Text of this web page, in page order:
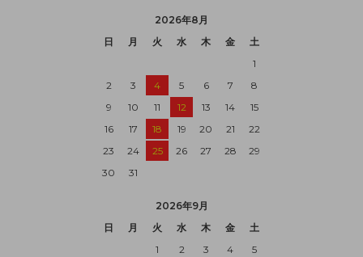
2026年8月
日
月 火 水 木 金
土
1
2
3 4 5 6 7
8
9
10 11 12 13 14
15
16
17 18 19 20 21
22
23
24 25 26 27 28
29
30
31
2026年9月
日
月 火 水 木 金
土
1
2 3 4
5